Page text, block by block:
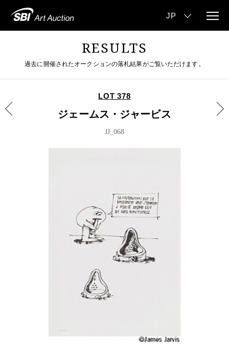
RESULTS
過去に開催されたオークションの落札結果がご覧いただけます。
LOT 378
ジェームス・ジャービス
JJ_068